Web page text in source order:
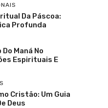
Da Páscoa:
Profunda
Maná No
Espirituais E
Cristão: Um Guia
Deus